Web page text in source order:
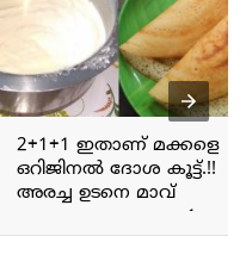
2+1+1 ഇതാണ് മക്കളെ
ഒറിജിനൽ ദോശ കൂട്ട്.!!
അരച്ച ഉടനെ മാവ്
പതഞ്ഞു പൊന്തും; 1
കപ്പ് റവ കൊണ്ട് വെറും